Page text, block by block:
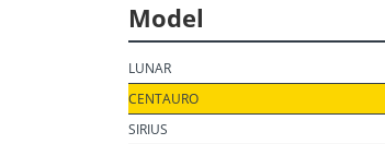
Model
LUNAR
CENTAURO
SIRIUS